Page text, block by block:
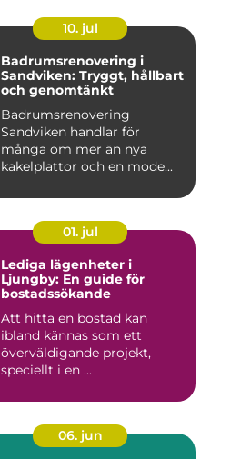
10. jul
Badrumsrenovering i
Sandviken: Tryggt, hållbart
och genomtänkt
Badrumsrenovering
Sandviken handlar för
många om mer än nya
kakelplattor och en mode...
01. jul
Lediga lägenheter i
Ljungby: En guide för
bostadssökande
Att hitta en bostad kan
ibland kännas som ett
överväldigande projekt,
speciellt i en ...
06. jun